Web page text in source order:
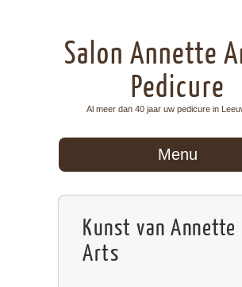
Salon Annette
Pedicure
Al meer dan 40 jaar uw pedicure in
Menu
Kunst van Annette
Arts